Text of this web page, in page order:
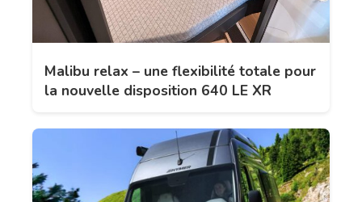
Malibu relax – une flexibilité totale pour
la nouvelle disposition 640 LE XR